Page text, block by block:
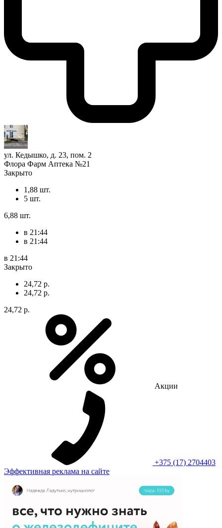
ул. Кедышко, д. 23, пом. 2
Флора Фарм Аптека №21
Закрыто
1,88 шт.
5 шт.
6,88 шт.
в 21:44
в 21:44
в 21:44
Закрыто
24,72 р.
24,72 р.
24,72 р.
Акции
+375 (17) 2704403
Эффективная реклама на сайте